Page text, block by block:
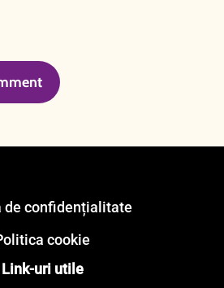
de confidențialitate
cookie
Link-uri utile